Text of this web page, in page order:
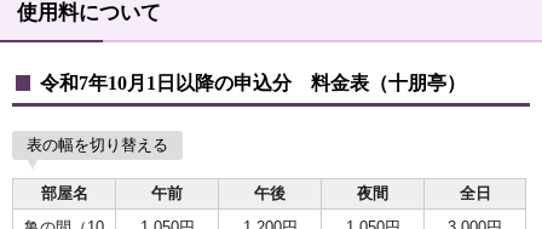
使用料について
令和7年10月1日以降の申込分 料金表（十朋亭）
表の幅を切り替える
部屋名 午前 午後 夜間
全日